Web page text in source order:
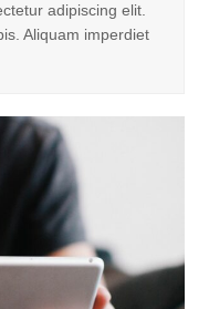
adipiscing elit.
Aliquam imperdiet